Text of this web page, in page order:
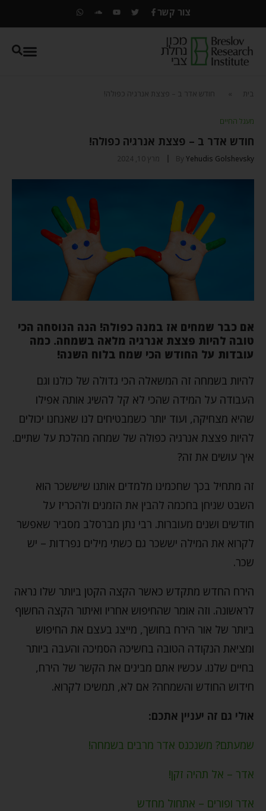
צור קשר
בית חודש אדר ב – פצצת אנרגיה כפולה!
מעגל החיים
חודש אדר ב – פצצת אנרגיה כפולה!
By Yehudis Golshevsky מרץ 10, 2024
אם כבר שמחים אז במנה כפולה! הנה הנוסחה הכי
טובה להיות פצצת אנרגיה מלאה בשמחה. כמה
עובדות על החודש הכי שמח בלוח השנה!
להיות בשמחה זה המשאלה הכי גדולה של כולנו וגם
העבודה על המידה שהכי לא קל להשיג אותה אפילו
שהיא מצחיקה, ועוד יותר כשמבטיחים לנו שאנחנו יכולים
להיות פצצת אנרגיה כפולה של שמחה מהלכת על שתיים.
איך עושים את זה?
זה מתחיל בכך שחכמינו מלמדים אותנו שיששכר הוא
השבט שניחן בחכמה להבין את הזמנים ולהכריז על
חודשים ושנים מעוברות. רבי נתן מברסלב מסביר שאפשר
לקרוא את המילה יששכר גם כשתי מילים נפרדות – יש
שכר.
הירח החדש מתקדש כאשר הקצה הקטן ביותר שלו נראה
לראשונה. וזה אומר שהחיפוש אחריו ואיתור הקצה החשוף
ביותר של אור הירח בחושך, מייצג בעצם את החיפוש
ומציאת הנקודה הטובה בחשיכה הסמיכה והעבה ביותר
בחיים שלנו. עכשיו אתם מבינים את הקשר של הירח,
חידוש החודש והשמחה? אם לא, תמשיכו לקרוא.
אולי גם זה יעניין אתכם:
שמעתם? משנכנס אדר מרבים בשמחה!
אדר – אל תהיה זקן!
אדר ופורים – אתחול מחדש